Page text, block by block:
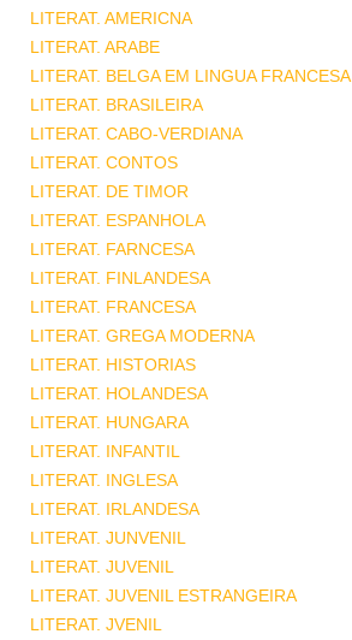
LITERAT. AMERICNA
LITERAT. ARABE
LITERAT. BELGA EM LINGUA FRANCESA
LITERAT. BRASILEIRA
LITERAT. CABO-VERDIANA
LITERAT. CONTOS
LITERAT. DE TIMOR
LITERAT. ESPANHOLA
LITERAT. FARNCESA
LITERAT. FINLANDESA
LITERAT. FRANCESA
LITERAT. GREGA MODERNA
LITERAT. HISTORIAS
LITERAT. HOLANDESA
LITERAT. HUNGARA
LITERAT. INFANTIL
LITERAT. INGLESA
LITERAT. IRLANDESA
LITERAT. JUNVENIL
LITERAT. JUVENIL
LITERAT. JUVENIL ESTRANGEIRA
LITERAT. JVENIL